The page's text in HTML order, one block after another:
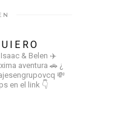
& Belen ✈️
aventura 🚗 ¿
💸
en el link 👇